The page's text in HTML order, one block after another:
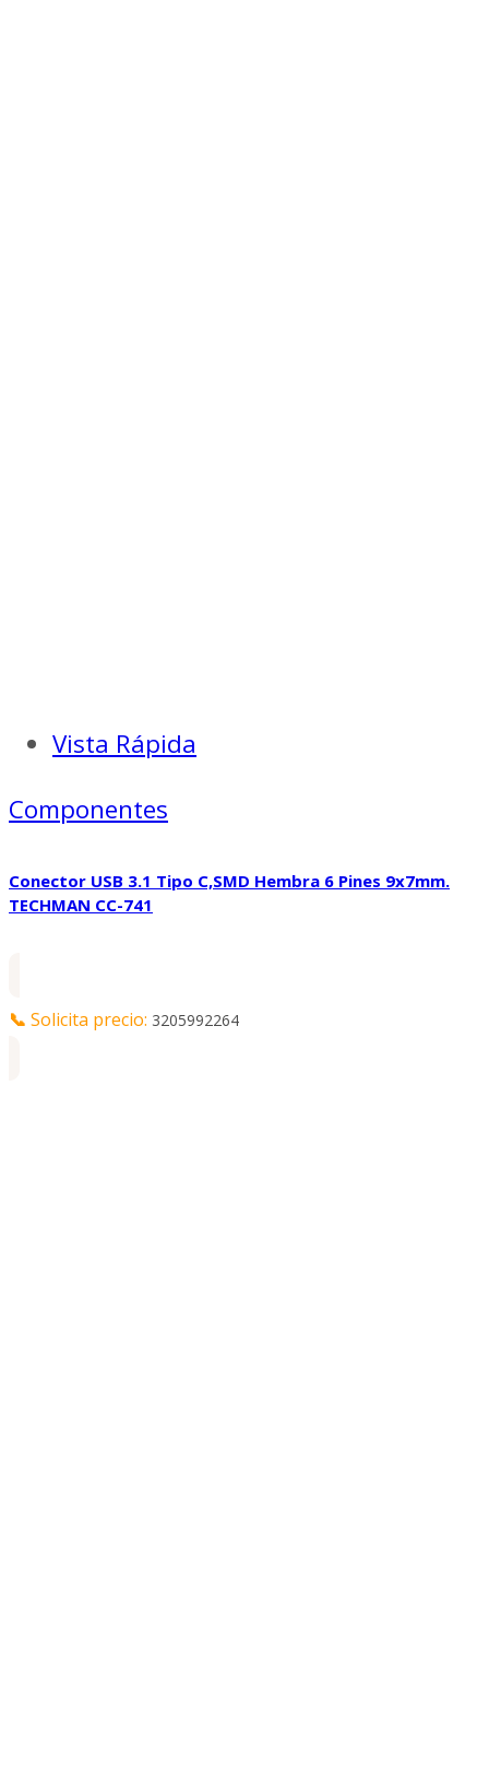
Vista Rápida
Componentes
Conector USB 3.1 Tipo C,SMD Hembra 6 Pines 9x7mm.
TECHMAN CC-741
📞 Solicita precio: 3205992264